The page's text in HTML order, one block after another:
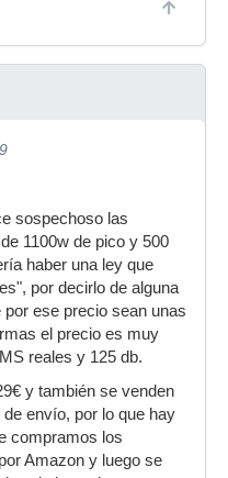
sospechoso las
1100w de pico y 500
haber una ley que
por decirlo de alguna
ese precio sean unas
el precio es muy
reales y 125 db.
y también se venden
envío, por lo que hay
compramos los
Amazon y luego se